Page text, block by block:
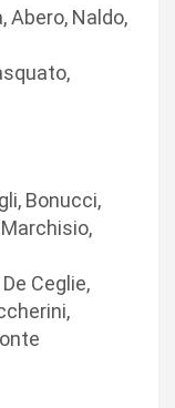
Abero, Naldo,
Bonucci,
Ceglie,